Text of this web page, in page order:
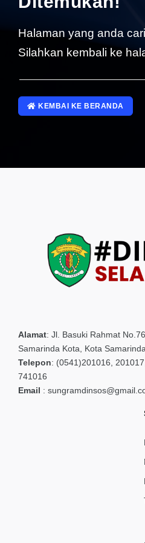
Halaman yang anda
Silahkan kembali ke
KEMBAI KE BERANDA
Alamat: Jl. Basuki Rahmat
Samarinda Kota, Kota
Telepon: (0541)201016,
741016
Email :